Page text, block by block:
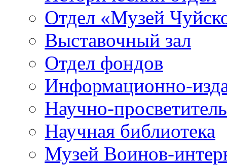
Отдел «Музей
Выставочный зал
Отдел фондов
Информационно-
Научно-
Научная библиотека
Музей Воинов-